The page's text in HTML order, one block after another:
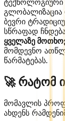
გლობალიზაცია
ბევრი
სწრაფად
ყველაზე
მომდევნო
წარმატებას.
🚀 რატომ
მომავლის
ახდენს